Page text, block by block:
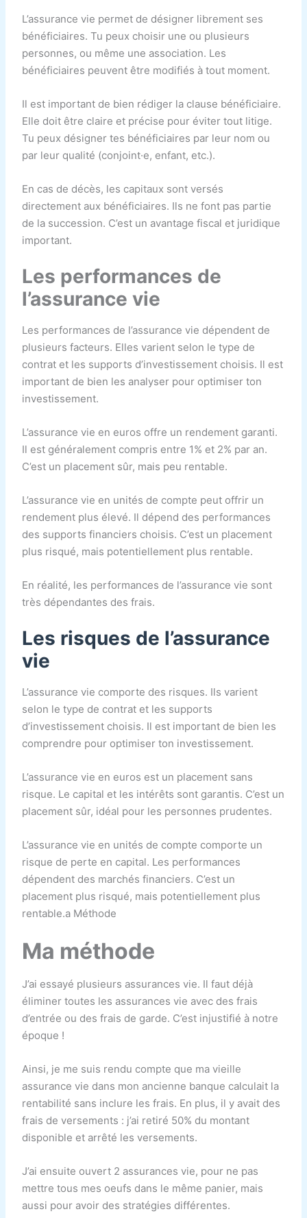
L’assurance vie permet de désigner librement ses
bénéficiaires. Tu peux choisir une ou plusieurs
personnes, ou même une association. Les
bénéficiaires peuvent être modifiés à tout moment.
Il est important de bien rédiger la clause bénéficiaire.
Elle doit être claire et précise pour éviter tout litige.
Tu peux désigner tes bénéficiaires par leur nom ou
par leur qualité (conjoint·e, enfant, etc.).
En cas de décès, les capitaux sont versés
directement aux bénéficiaires. Ils ne font pas partie
de la succession. C’est un avantage fiscal et juridique
important.
Les performances de
l’assurance vie
Les performances de l’assurance vie dépendent de
plusieurs facteurs. Elles varient selon le type de
contrat et les supports d’investissement choisis. Il est
important de bien les analyser pour optimiser ton
investissement.
L’assurance vie en euros offre un rendement garanti.
Il est généralement compris entre 1% et 2% par an.
C’est un placement sûr, mais peu rentable.
L’assurance vie en unités de compte peut offrir un
rendement plus élevé. Il dépend des performances
des supports financiers choisis. C’est un placement
plus risqué, mais potentiellement plus rentable.
En réalité, les performances de l’assurance vie sont
très dépendantes des frais.
Les risques de l’assurance
vie
L’assurance vie comporte des risques. Ils varient
selon le type de contrat et les supports
d’investissement choisis. Il est important de bien les
comprendre pour optimiser ton investissement.
L’assurance vie en euros est un placement sans
risque. Le capital et les intérêts sont garantis. C’est un
placement sûr, idéal pour les personnes prudentes.
L’assurance vie en unités de compte comporte un
risque de perte en capital. Les performances
dépendent des marchés financiers. C’est un
placement plus risqué, mais potentiellement plus
rentable.a Méthode
Ma méthode
J’ai essayé plusieurs assurances vie. Il faut déjà
éliminer toutes les assurances vie avec des frais
d’entrée ou des frais de garde. C’est injustifié à notre
époque !
Ainsi, je me suis rendu compte que ma vieille
assurance vie dans mon ancienne banque calculait la
rentabilité sans inclure les frais. En plus, il y avait des
frais de versements : j’ai retiré 50% du montant
disponible et arrêté les versements.
J’ai ensuite ouvert 2 assurances vie, pour ne pas
mettre tous mes oeufs dans le même panier, mais
aussi pour avoir des stratégies différentes.